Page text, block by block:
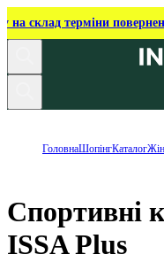
на склад терміни
ГоловнаШопінгКаталог
Спортивні
ISSA Plus